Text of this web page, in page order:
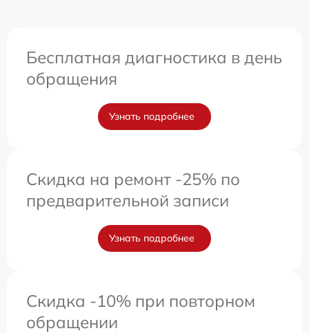
Бесплатная диагностика в день
обращения
Узнать подробнее
Скидка на ремонт -25% по
предварительной записи
Узнать подробнее
Скидка -10% при повторном
обращении